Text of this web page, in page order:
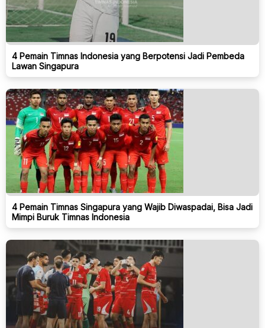
4 Pemain Timnas Indonesia yang Berpotensi Jadi Pembeda
Lawan Singapura
4 Pemain Timnas Singapura yang Wajib Diwaspadai, Bisa Jadi
Mimpi Buruk Timnas Indonesia